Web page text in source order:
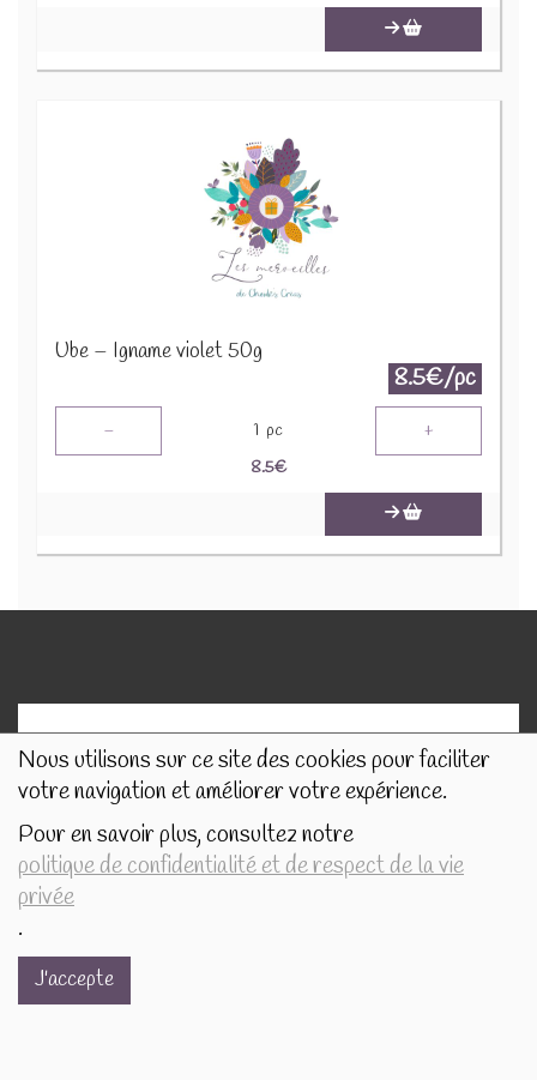
Nous utilisons sur ce site des cookies pour faciliter
votre navigation et améliorer votre expérience.
Pour en savoir plus, consultez notre
politique de confidentialité et de respect de la vie
privée
.
J'accepte
Ube – Igname violet 50g
8.5€/pc
- 1 pc +
8.5€